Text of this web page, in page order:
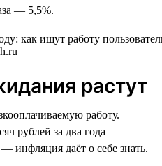
— 5,5%.
растут
работу.
рублей за два года
инфляция даёт о себе знать.